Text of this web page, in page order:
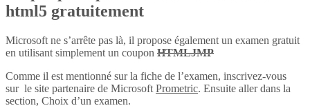
html5 gratuitement
Microsoft ne s’arrête pas là, il propose également un examen gratuit
en utilisant simplement un coupon HTMLJMP
Comme il est mentionné sur la fiche de l’examen, inscrivez-vous
sur le site partenaire de Microsoft Prometric. Ensuite aller dans la
section, Choix d’un examen.